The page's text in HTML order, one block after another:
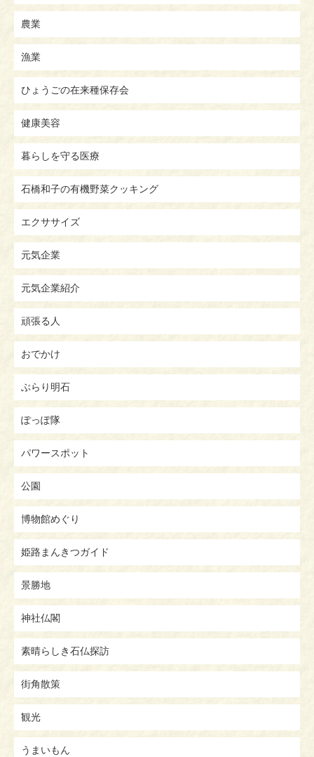
農業
漁業
ひょうごの在来種保存会
健康美容
暮らしを守る医療
石橋和子の有機野菜クッキング
エクササイズ
元気企業
元気企業紹介
頑張る人
おでかけ
ぶらり明石
ぽっぽ隊
パワースポット
公園
博物館めぐり
姫路まんきつガイド
景勝地
神社仏閣
素晴らしき石仏探訪
街角散策
観光
うまいもん